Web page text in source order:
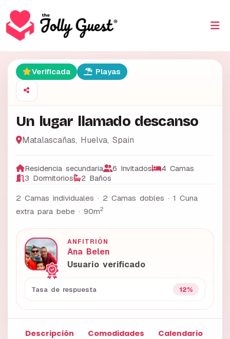
Verificada Playas
Un lugar llamado descanso
Matalascañas, Huelva, Spain
Residencia secundaria 6 Invitados
4 Camas
3 Dormitorios
2 Baños
2 Camas individuales · 2 Camas dobles · 1 Cuna
extra para bebe · 90m2
ANFITRIÓN
Ana Belen
Usuario verificado
Tasa de respuesta 12%
Descripción Comodidades Calendario